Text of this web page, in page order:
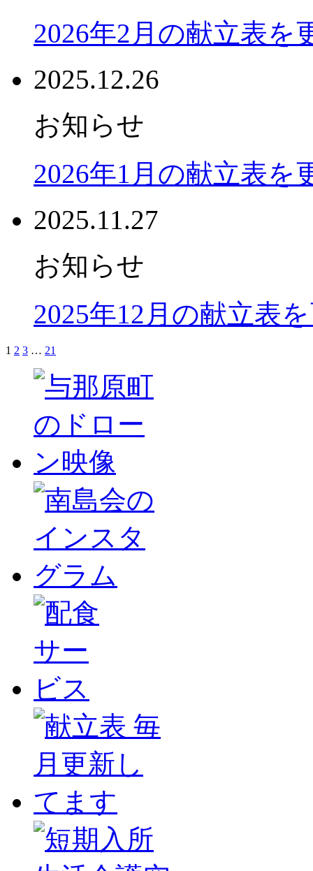
2026年2月の献立表を
2025.12.26
お知らせ
2026年1月の献立表を
2025.11.27
お知らせ
2025年12月の献立表
1 2 3 … 21